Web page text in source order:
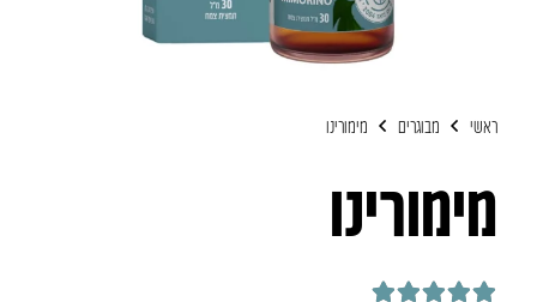
ראשי מבוגרים מימורינו
מימורינו